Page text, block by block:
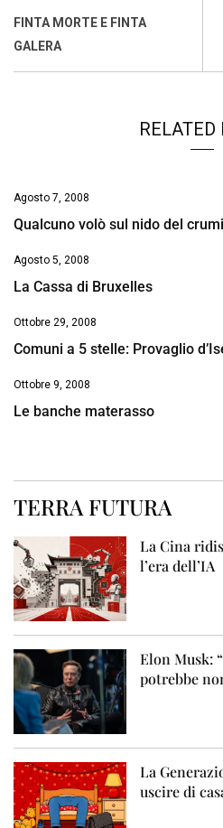
o
o
A
d
FINTA MORTE E FINTA
GALERA
RELATED
Agosto 7, 2008
Qualcuno volò sul nido del
Agosto 5, 2008
La Cassa di Bruxelles
Ottobre 29, 2008
Comuni a 5 stelle: Provaglio
Ottobre 9, 2008
Le banche materasso
TERRA FUTURA
La Cina
l’era dell’IA
Elon Musk:
potrebbe
La
uscire di